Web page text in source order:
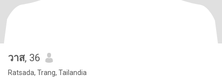
วาส, 36
Ratsada, Trang, Tailandia